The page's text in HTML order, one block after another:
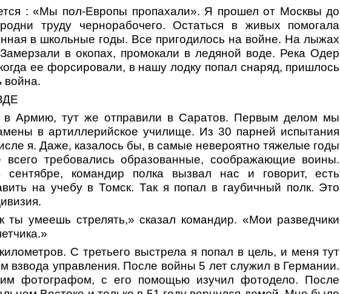
: «Мы пол-Европы пропахали». Я прошел от Москвы до
труду чернорабочего. Остаться в живых помогала
в школьные годы. Все пригодилось на войне. На лыжах
в окопах, промокали в ледяной воде. Река Одер
ее форсировали, в нашу лодку попал снаряд, пришлось
война.
в Армию, тут же отправили в Саратов. Первым делом мы
в артиллерийское училище. Из 30 парней испытания
я. Даже, казалось бы, в самые невероятно тяжелые годы
требовались образованные, соображающие воины.
командир полка вызвал нас и говорит, есть
на учебу в Томск. Так я попал в гаубичный полк. Это
ты умеешь стрелять,» сказал командир. «Мои разведчики
С третьего выстрела я попал в цель, и меня тут
взвода управления. После войны 5 лет служил в Германии.
фотографом, с его помощью изучил фотодело. После